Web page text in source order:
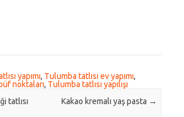
yapımı, Tulumba tatlısı ev yapımı,
noktaları, Tulumba tatlısı yapılışı
tatlısı Kakao kremalı yaş pasta →